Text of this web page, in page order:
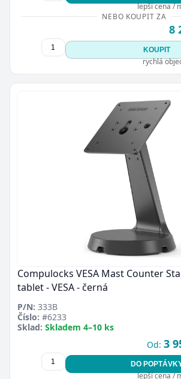
lepší cena /
NEBO KOUPIT ZA
8
KOUPIT
rychlá
Compulocks VESA Mast Counter
tablet - VESA - černá
P/N: 333B
Číslo: #6233
Sklad: Skladem 4–10 ks
Od: 3
DO
lepší cena /